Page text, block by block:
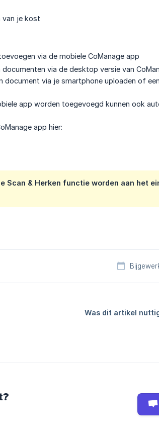
van je kost
via de mobiele CoManage app
via de desktop versie van
document via je smartphone uploaden of
app worden toegevoegd kunnen ook
app hier:
Scan & Herken functie worden aan het
Was dit artikel